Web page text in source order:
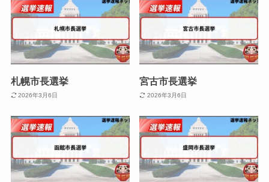
札幌市長選挙
2026年3月6日
宮古市長選挙
2026年3月6日